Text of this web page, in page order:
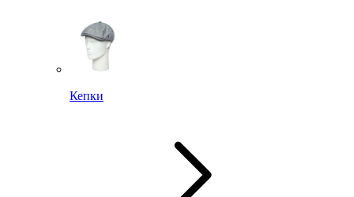
Кепки